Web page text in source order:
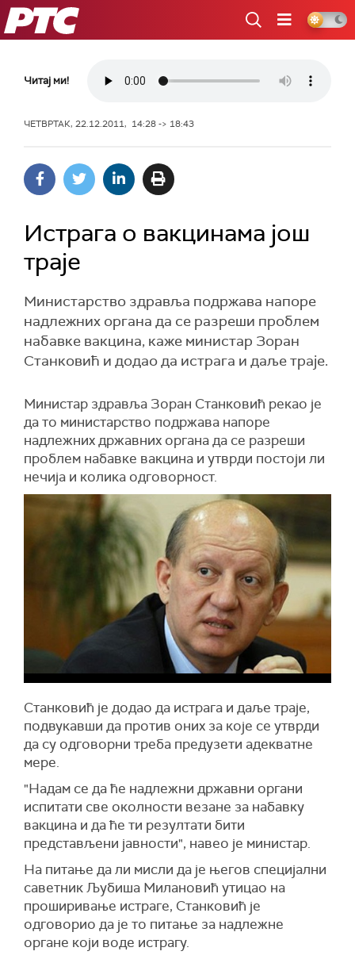
РТС
Читај ми!
ЧЕТВРТАК, 22.12.2011, 14:28 -> 18:43
Истрага о вакцинама још
траје
Министарство здравља подржава напоре
надлежних органа да се разреши проблем
набавке вакцина, каже министар Зоран
Станковић и додао да истрага и даље траје.
Министар здравља Зоран Станковић рекао је
да то министарство подржава напоре
надлежних државних органа да се разреши
проблем набавке вакцина и утврди постоји ли
нечија и колика одговорност.
Станковић је додао да истрага и даље траје,
подвукавши да против оних за које се утврди
да су одговорни треба предузети адекватне
мере.
"Надам се да ће надлежни државни органи
испитати све околности везане за набавку
вакцина и да ће ти резултати бити
представљени јавности", навео је министар.
На питање да ли мисли да је његов специјални
саветник Љубиша Милановић утицао на
проширивање истраге, Станковић је
одговорио да је то питање за надлежне
органе који воде истрагу.